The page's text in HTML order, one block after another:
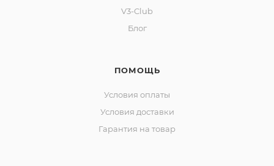
V3-Club
Блог
ПОМОЩЬ
Условия оплаты
Условия доставки
Гарантия на товар